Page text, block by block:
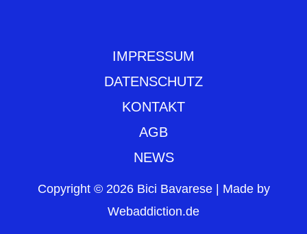
IMPRESSUM
DATENSCHUTZ
KONTAKT
AGB
NEWS
Copyright © 2026 Bici Bavarese | Made by
Webaddiction.de